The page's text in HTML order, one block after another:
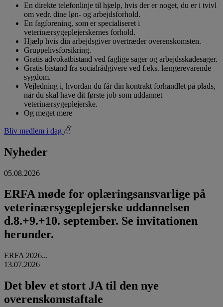
En direkte telefonlinje til hjælp, hvis der er noget, du er i tvivl
om vedr. dine løn- og arbejdsforhold.
En fagforening, som er specialiseret i
veterinærsygeplejerskernes forhold.
Hjælp hvis din arbejdsgiver overtræder overenskomsten.
Gruppelivsforsikring.
Gratis advokatbistand ved faglige sager og arbejdsskadesager.
Gratis bistand fra socialrådgivere ved f.eks. længerevarende
sygdom.
Vejledning i, hvordan du får din kontrakt forhandlet på plads,
når du skal have dit første job som uddannet
veterinærsygeplejerske.
Og meget mere
Bliv medlem i dag
Nyheder
05.08.2026
ERFA møde for oplæringsansvarlige på
veterinærsygeplejerske uddannelsen
d.8.+9.+10. september. Se invitationen
herunder.
ERFA 2026...
13.07.2026
Det blev et stort JA til den nye
overenskomstaftale